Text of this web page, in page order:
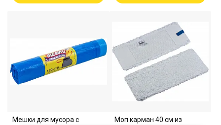
Мешки для мусора с
Моп карман 40 см из